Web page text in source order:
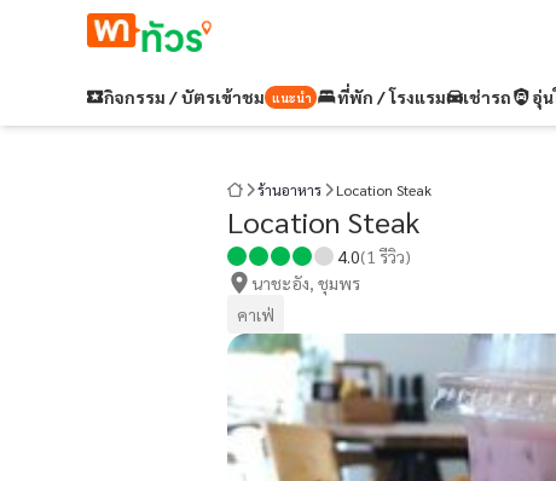
กิจกรรม / บัตรเข้าชม แนะนำ ที่พัก / โรงแรม เช่ารถ อุ่
ร้านอาหาร Location Steak
Location Steak
4.0(1 รีวิว)
นาชะอัง, ชุมพร
คาเฟ่